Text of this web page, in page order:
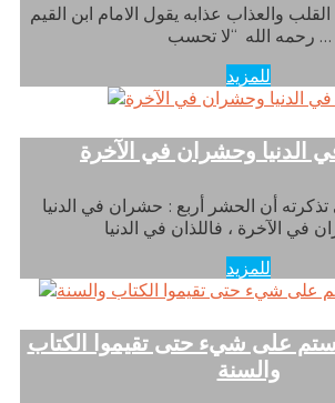
القلب والعذاب عذابه يقول الامام ابن القيم
رحمه الله “لا تحسب …
للمزيد
الدنيا وحشران في الآخرة
أن الحشر أربع : حشران في الدنيا
للمزيد
على شيء حتى تقيموا الكتاب
والسنة